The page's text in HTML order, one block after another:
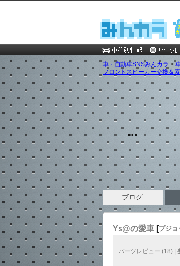
車・自動車SNSみんカラ >
フロントスピーカー交換＆
...
ブログ
Ys@の愛車 [プジョ
パーツレビュー (18)|